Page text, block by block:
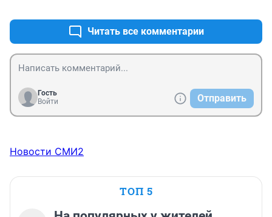
Читать все комментарии
Гость
Войти
Отправить
Новости СМИ2
ТОП 5